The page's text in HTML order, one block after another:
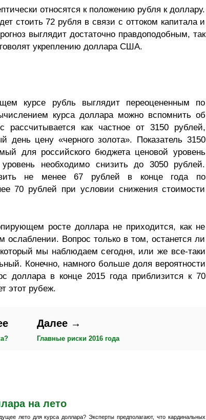
относятся к положению рубля к доллару.
стоить 72 рубля в связи с оттоком капитала и
выглядит достаточно правдоподобным, так
укреплению доллара США.
курсе рубль выглядит переоцененным по
курса доллара можно вспомнить об
рассчитывается как частное от 3150 рублей,
день цену «черного золота». Показатель 3150
для российского бюджета ценовой уровень
необходимо снизить до 3050 рублей.
не менее 67 рублей в конце года по
70 рублей при условии снижения стоимости
росте доллара не приходится, как не
ослаблении. Вопрос только в том, останется ли
мы наблюдаем сегодня, или же все-таки
Конечно, намного больше доля вероятности
доллара в конце 2015 года приблизится к 70
этот рубеж.
Далее →
Главные риски 2016 года
на лето
лето для курса доллара? Эксперты предполагают, что кардинальных